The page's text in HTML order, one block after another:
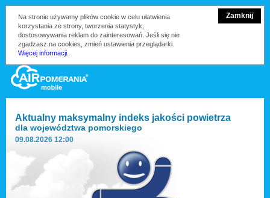
Zamknij
Na stronie używamy plików cookie w celu ułatwienia
korzystania ze strony, tworzenia statystyk,
dostosowywania reklam do zainteresowań. Jeśli się nie
zgadzasz na cookies, zmień ustawienia przeglądarki.
Więcej informacji.
Aktualny maksymalny indeks jakości powietrza
dla województwa pomorskiego
09.08.2026 12:00